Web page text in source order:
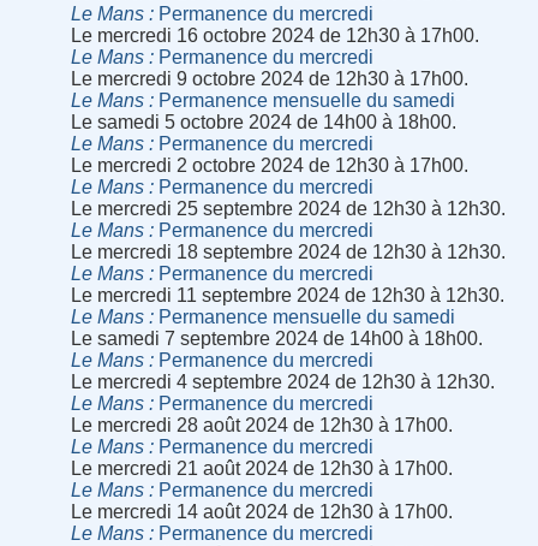
Le Mans
Permanence du mercredi
Le mercredi 16 octobre 2024 de 12h30 à 17h00.
Le Mans
Permanence du mercredi
Le mercredi 9 octobre 2024 de 12h30 à 17h00.
Le Mans
Permanence mensuelle du samedi
Le samedi 5 octobre 2024 de 14h00 à 18h00.
Le Mans
Permanence du mercredi
Le mercredi 2 octobre 2024 de 12h30 à 17h00.
Le Mans
Permanence du mercredi
Le mercredi 25 septembre 2024 de 12h30 à 12h30.
Le Mans
Permanence du mercredi
Le mercredi 18 septembre 2024 de 12h30 à 12h30.
Le Mans
Permanence du mercredi
Le mercredi 11 septembre 2024 de 12h30 à 12h30.
Le Mans
Permanence mensuelle du samedi
Le samedi 7 septembre 2024 de 14h00 à 18h00.
Le Mans
Permanence du mercredi
Le mercredi 4 septembre 2024 de 12h30 à 12h30.
Le Mans
Permanence du mercredi
Le mercredi 28 août 2024 de 12h30 à 17h00.
Le Mans
Permanence du mercredi
Le mercredi 21 août 2024 de 12h30 à 17h00.
Le Mans
Permanence du mercredi
Le mercredi 14 août 2024 de 12h30 à 17h00.
Le Mans
Permanence du mercredi